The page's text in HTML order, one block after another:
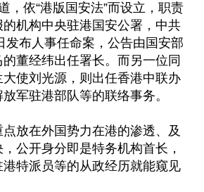
，依“港版国安法”而设立，职责
机构中央驻港国安公署，中共
发布人事任命案，公告由国安部
董经纬出任署长。而另一位同
使刘光源，则出任香港中联办
军驻港部队等的联络事务。
放在外国势力在港的渗透、及
公开身分即是特务机构首长，
特派员等的从政经历就能窥见